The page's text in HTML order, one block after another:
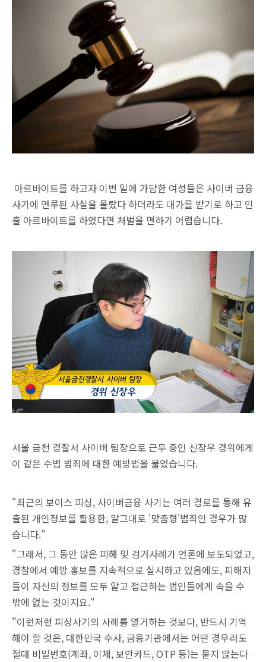
아르바이트를 하고자 이번 일에 가담한 여성들은 사이버 금융
사기에 연루된 사실을 몰랐다 하더라도 대가를 받기로 하고 인
출 아르바이트를 하였다면 처벌을 면하기 어렵습니다.
서울 금천 경찰서 사이버 팀장으로 근무 중인 신장우 경위에게
이 같은 수법 범죄에 대한 예방법을 물었습니다.
"최근의 보이스 피싱, 사이버금융 사기는 여러 경로를 통해 유
출된 개인정보를 활용한, 말그대로 '맞춤형'범죄인 경우가 많
습니다."
"그래서, 그 동안 많은 피해 및 검거사례가 언론에 보도되었고,
경찰에서 예방 홍보를 지속적으로 실시하고 있음에도, 피해자
들이 자신의 정보를 모두 알고 접근하는 범인들에게 속을 수
밖에 없는 것이지요."
"이런저런 피싱사기의 사례를 열거하는 것보다, 반드시 기억
해야 할 것은, 대한민국 수사, 금융기관에서는 어떤 경우라도
절대 비밀번호(계좌, 이체, 보안카드, OTP 등)는 묻지 않는다